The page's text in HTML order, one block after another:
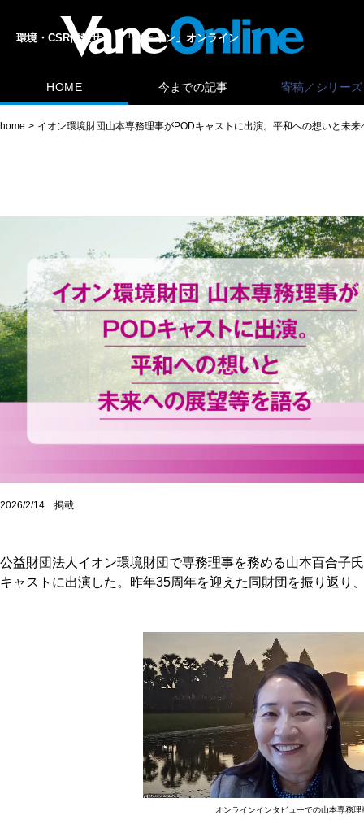
環境・CSR情報サイト「ヴェイン」オンライン
HOME 今までの記事 寄稿／シリーズ
home イオン環境財団山本専務理事がPODキャストに出演。平和への想いと未
2026/2/14 掲載
公益財団法人イオン環境財団で専務理事を務める山本百合子
キャストに出演した。昨年35周年を迎えた同財団を振り返り
オンラインインタビューでの山本専務理